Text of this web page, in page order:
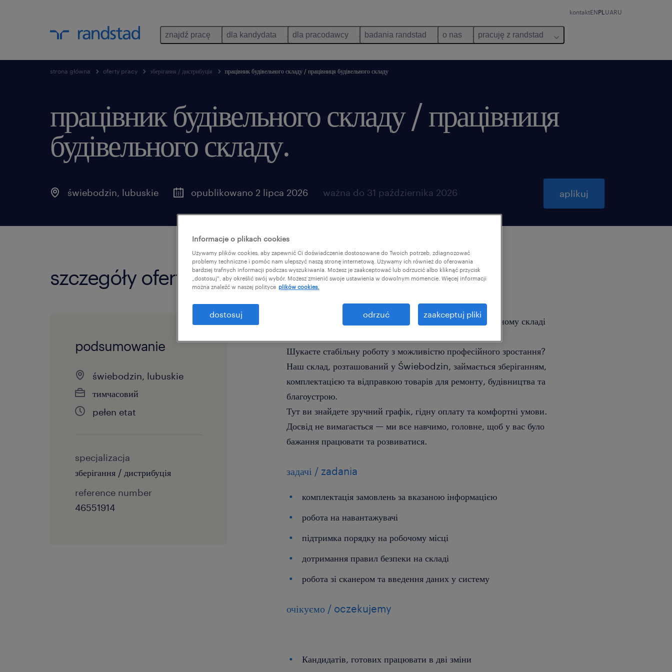
kontaktENPL UARU
znajdź pracę dla kandydata dla pracodawcy badania randstad o nas pracuję z randstad
strona główna oferty pracy зберігання / дистрибуція працівник будівельного складу / працівниця будівельного складу
працівник будівельного складу / працівниця
будівельного складу.
świebodzin, lubuskie opublikowano 2 lipca 2026 ważna do 31 października 2026 aplikuj
szczegóły oferty
podsumowanie
świebodzin, lubuskie
тимчасовий
pełen etat
specjalizacja
зберігання / дистрибуція
reference number
46551914
Приєднуйтесь до нашої команди та працюйте на сучасному складі
Шукаєте стабільну роботу з можливістю професійного зростання?
Наш склад, розташований у Świebodzin, займається зберіганням,
комплектацією та відправкою товарів для ремонту, будівництва та
благоустрою.
Тут ви знайдете зручний графік, гідну оплату та комфортні умови.
Досвід не вимагається — ми все навчимо, головне, щоб у вас було
бажання працювати та розвиватися.
задачі / zadania
комплектація замовлень за вказаною інформацією
робота на навантажувачі
підтримка порядку на робочому місці
дотримання правил безпеки на складі
робота зі сканером та введення даних у систему
очікуємо / oczekujemy
Кандидатів, готових працювати в дві зміни
Informacje o plikach cookies
Używamy plików cookies, aby zapewnić Ci doświadczenie dostosowane do Twoich potrzeb, zdiagnozować
problemy techniczne i pomóc nam ulepszyć naszą stronę internetową. Używamy ich również do oferowania
bardziej trafnych informacji podczas wyszukiwania. Możesz je zaakceptować lub odrzucić albo kliknąć przycisk
„dostosuj”, aby określić swój wybór. Możesz zmienić swoje ustawienia w dowolnym momencie. Więcej informacji
można znaleźć w naszej polityce plików cookies.
dostosuj odrzuć zaakceptuj pliki